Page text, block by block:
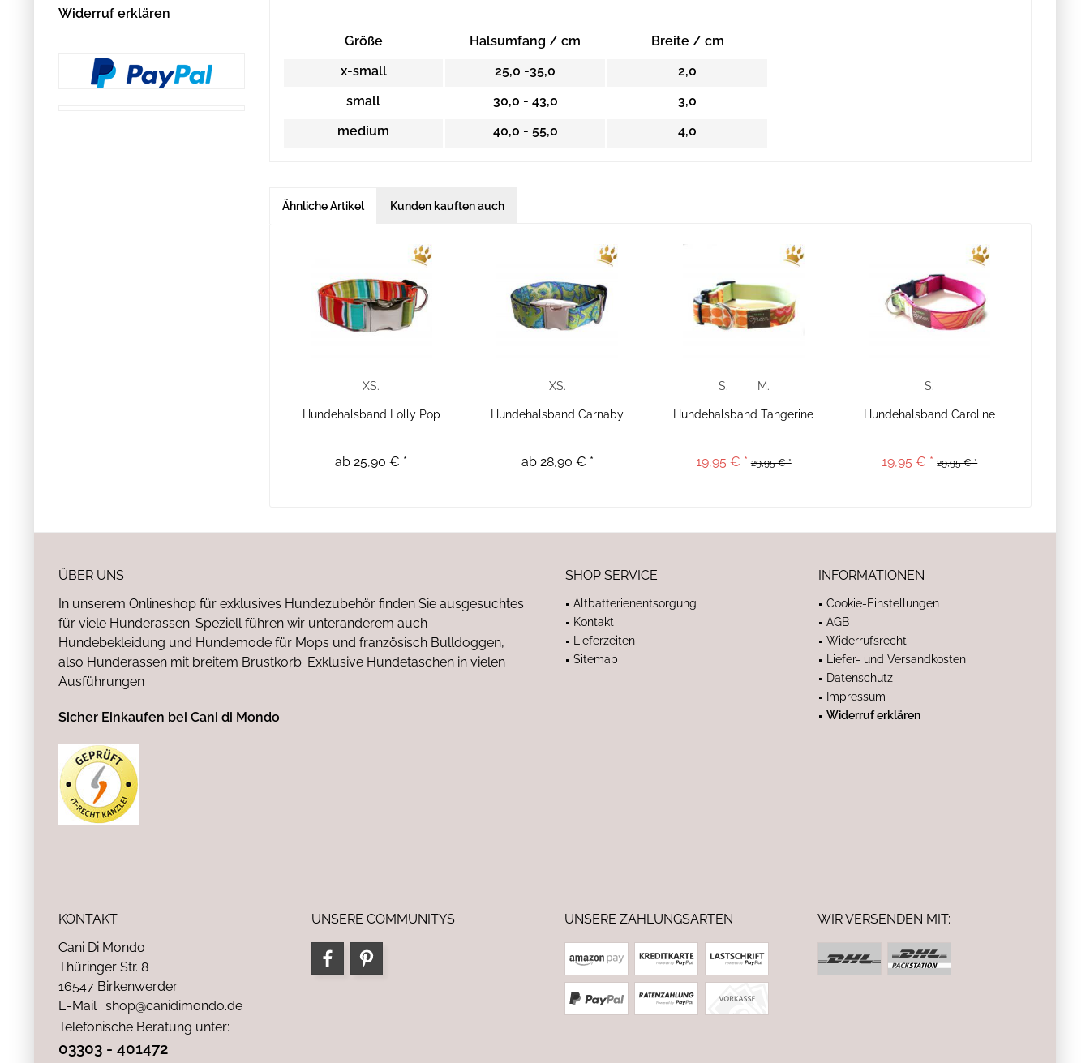
Widerruf erklären
Größe Halsumfang / cm
Breite / cm
x-small
25,0 -35,0
2,0
small
30,0 - 43,0
3,0
medium
40,0 - 55,0 4,0
Ähnliche Artikel Kunden kauften auch
XS.
Hundehalsband Lolly Pop
ab 25,90 € *
XS.
Hundehalsband Carnaby
ab 28,90 € *
S. M.
Hundehalsband Tangerine
19,95 € * 29,95 € *
S.
Hundehalsband Caroline
19,95 € * 29,95 € *
ÜBER UNS
In unserem Onlineshop für exklusives Hundezubehör finden Sie ausgesuchtes
für viele Hunderassen. Speziell führen wir unteranderem auch
Hundebekleidung und Hundemode für Mops und französisch Bulldoggen,
also Hunderassen mit breitem Brustkorb. Exklusive Hundetaschen in vielen
Ausführungen
Sicher Einkaufen bei Cani di Mondo
SHOP SERVICE
Altbatterienentsorgung
Kontakt
Lieferzeiten
Sitemap
INFORMATIONEN
Cookie-Einstellungen
AGB
Widerrufsrecht
Liefer- und Versandkosten
Datenschutz
Impressum
Widerruf erklären
KONTAKT
Cani Di Mondo
Thüringer Str. 8
16547 Birkenwerder
E-Mail : shop@canidimondo.de
Telefonische Beratung unter:
03303 - 401472
UNSERE COMMUNITYS UNSERE ZAHLUNGSARTEN WIR VERSENDEN MIT: